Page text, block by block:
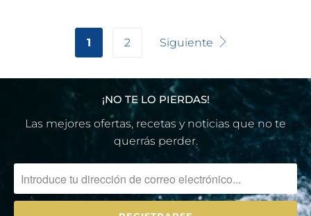
1 2 Siguiente
¡NO TE LO PIERDAS!
Las mejores ofertas, recetas y noticias que no te
querrás perder.